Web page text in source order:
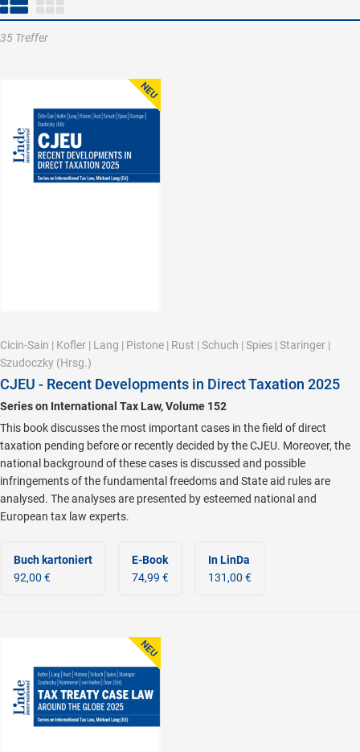
35 Treffer
Cicin-Sain | Kofler | Lang | Pistone | Rust | Schuch | Spies | Staringer |
Szudoczky (Hrsg.)
CJEU - Recent Developments in Direct Taxation 2025
Series on International Tax Law, Volume 152
This book discusses the most important cases in the field of direct
taxation pending before or recently decided by the CJEU. Moreover, the
national background of these cases is discussed and possible
infringements of the fundamental freedoms and State aid rules are
analysed. The analyses are presented by esteemed national and
European tax law experts.
Buch kartoniert
92,00 €
E-Book
74,99 €
In LinDa
131,00 €